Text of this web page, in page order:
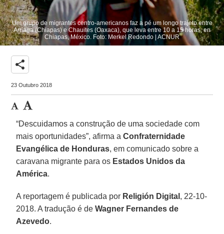
Um grupo de migrantes centro-americanos faz a pé um longo trajeto entre
Arriaga (Chiapas) e Chauites (Oaxaca), que leva entre 10 a 15 horas, en
Chiapas, México. Foto: Merkel Redondo | ACNUR
share
23 Outubro 2018
“Descuidamos a construção de uma sociedade com
mais oportunidades”, afirma aConfraternidade
Evangélica de Honduras, em comunicado sobre a
caravana migrante para os Estados Unidos da
América.
A reportagem é publicada por Religión Digital , 22-10-
2018. A tradução é deWagner Fernandes de
Azevedo.